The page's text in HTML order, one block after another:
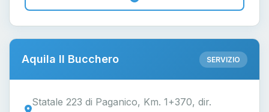
Aquila Il Bucchero SERVIZIO
Statale 223 di Paganico, Km. 1+370, dir.